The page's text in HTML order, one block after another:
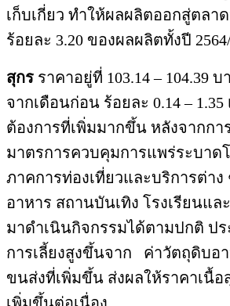
เก็บเกี่ยว ทำให้ผลผลิตออกสู่ตล
ร้อยละ 3.20 ของผลผลิตทั้งปี
สุกร ราคาอยู่ที่ 103.14 – 104.39
จากเดือนก่อน ร้อยละ 0.14 –
ต้องการที่เพิ่มมากขึ้น หลังจากกา
มาตรการควบคุมการแพร่ระบาด
ภาคการท่องเที่ยวและบริการต่าง
อาหาร สถานบันเทิง โรงเรียนแ
มาดำเนินกิจกรรมได้ตามปกติ ป
การเลี้ยงสูงขึ้นจาก ค่าวัตถุดิบอ
ขนส่งที่เพิ่มขึ้น ส่งผลให้ราคาเนื้อ